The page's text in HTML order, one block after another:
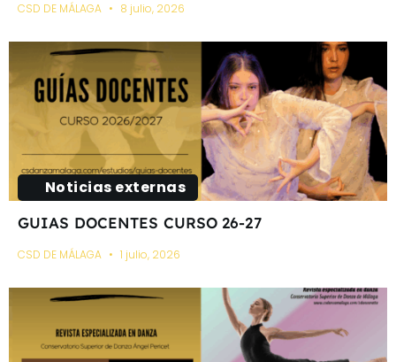
CSD DE MÁLAGA 8 julio, 2026
Noticias externas
GUIAS DOCENTES CURSO 26-27
CSD DE MÁLAGA 1 julio, 2026